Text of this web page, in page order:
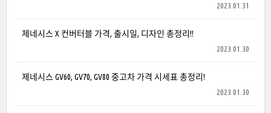
2023.01.31
제네시스 X 컨버터블 가격, 출시일, 디자인 총정리!!
2023.01.30
제네시스 GV60, GV70, GV80 중고차 가격 시세표 총정리!
2023.01.30